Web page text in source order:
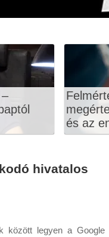
és az
hivatalos
között legyen a Google